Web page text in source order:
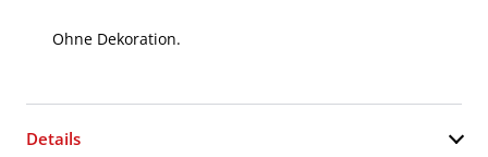
Ohne Dekoration.
Details